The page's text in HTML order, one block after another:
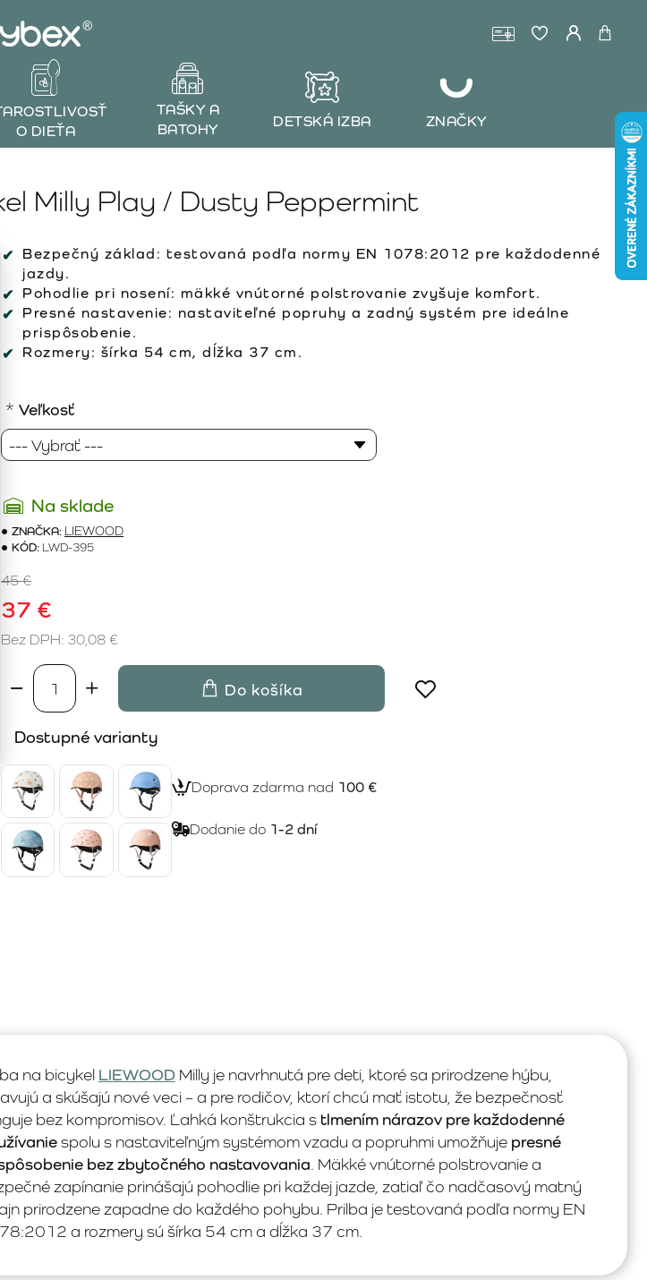
O DIEŤA
TAŠKY A
BATOHY
DETSKÁ IZBA ZNAČKY
Milly Play / Dusty Peppermint
Bezpečný základ: testovaná podľa normy EN 1078:2012 pre každodenné
jazdy.
Pohodlie pri nosení: mäkké vnútorné polstrovanie zvyšuje komfort.
Presné nastavenie: nastaviteľné popruhy a zadný systém pre ideálne
prispôsobenie.
Rozmery: šírka 54 cm, dĺžka 37 cm.
Na sklade
ZNAČKA: LIEWOOD
KÓD: LWD-395
37 €
45 €
Bez DPH: 30,08 €
Veľkosť
Do košíka
Dostupné varianty
Doprava zdarma nad 100 €
Dodanie do 1-2 dní
na bicykel LIEWOODMilly je navrhnutá pre deti, ktoré sa prirodzene hýbu,
a skúšajú nové veci – a pre rodičov, ktorí chcú mať istotu, že bezpečnosť
bez kompromisov. Ľahká konštrukcia stlmením nárazov pre každodenné
spolu s nastaviteľným systémom vzadu a popruhmi umožňuje presné
bez zbytočného nastavovania. Mäkké vnútorné polstrovanie a
zapínanie prinášajú pohodlie pri každej jazde, zatiaľ čo nadčasový matný
prirodzene zapadne do každého pohybu. Prilba je testovaná podľa normy EN
a rozmery sú šírka 54 cm a dĺžka 37 cm.